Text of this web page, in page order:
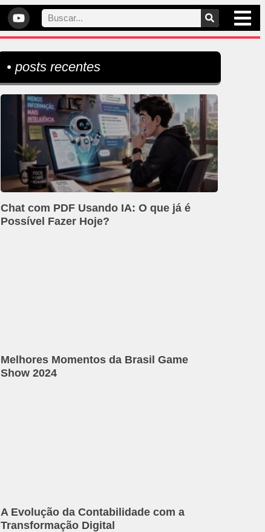
• posts recentes
Chat com PDF Usando IA: O que já é
Possível Fazer Hoje?
Melhores Momentos da Brasil Game
Show 2024
A Evolução da Contabilidade com a
Transformação Digital